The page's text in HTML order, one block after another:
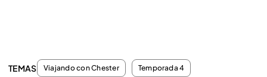
TEMAS Viajando con Chester Temporada 4